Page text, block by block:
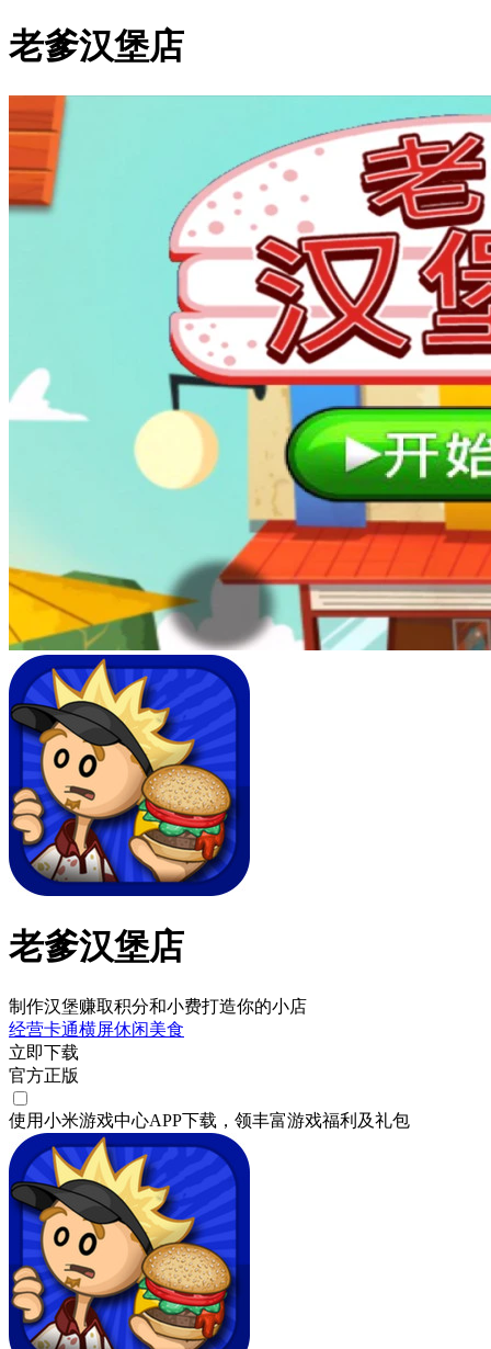
老爹汉堡店
老爹汉堡店
制作汉堡赚取积分和小费打造你的小店
经营卡通横屏休闲美食
立即下载
官方正版
使用小米游戏中心APP下载 ，领丰富游戏福利 及礼包